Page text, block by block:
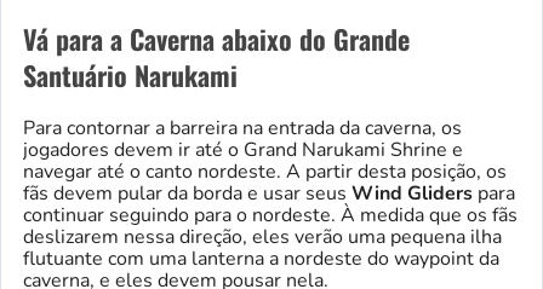
Vá para a Caverna abaixo do Grande
Santuário Narukami
Para contornar a barreira na entrada da caverna, os
jogadores devem ir até o Grand Narukami Shrine e
navegar até o canto nordeste. A partir desta posição, os
fãs devem pular da borda e usar seus Wind Gliders para
continuar seguindo para o nordeste. À medida que os fãs
deslizarem nessa direção, eles verão uma pequena ilha
flutuante com uma lanterna a nordeste do waypoint da
caverna, e eles devem pousar nela.